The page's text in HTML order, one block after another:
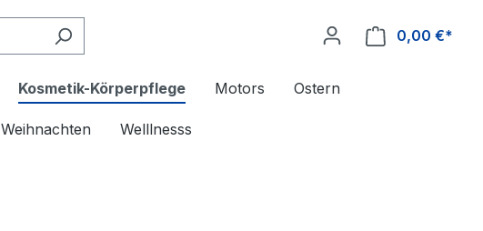
0,00 €*
Kosmetik-Körperpflege Motors Ostern
Weihnachten Welllnesss